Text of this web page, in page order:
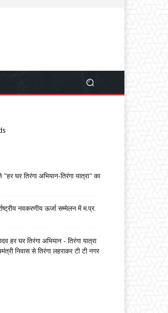
घर तिरंगा अभियान-तिरंगा यात्रा" का
नवकरणीय ऊर्जा सम्मेलन में म.प्र.
हर घर तिरंगा अभियान - तिरंगा यात्रा
निवास से तिरंगा लहराकर टी टी नगर